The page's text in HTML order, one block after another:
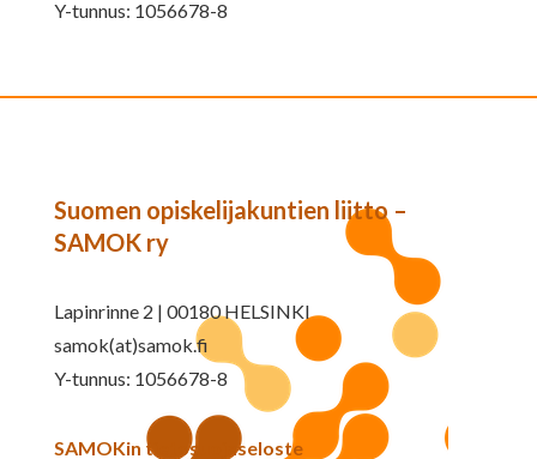
Y-tunnus: 1056678-8
Suomen opiskelijakuntien liitto –
SAMOK ry
Lapinrinne 2 | 00180 HELSINKI
samok(at)samok.fi
Y-tunnus: 1056678-8
SAMOKin tietosuojaseloste